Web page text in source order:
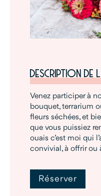
DESCRIPTION DE
Venez participer à
bouquet, terrarium
fleurs séchées, et
que vous puissiez
ouais c’est moi qui
convivial, à offrir ou
Réserver